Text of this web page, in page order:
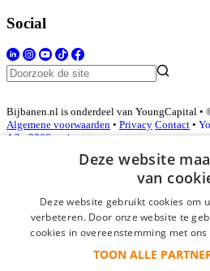
Social
Bijbanen.nl is onderdeel van YoungCapital •
Algemene voorwaarden • Privacy Contact •
4.3 - 3366 reviews
Inloggen als bedrijf
*
Deze website
van
Deze website gebruikt cookies om
verbeteren. Door onze website te
cookies in overeenstemming met
TOON ALLE